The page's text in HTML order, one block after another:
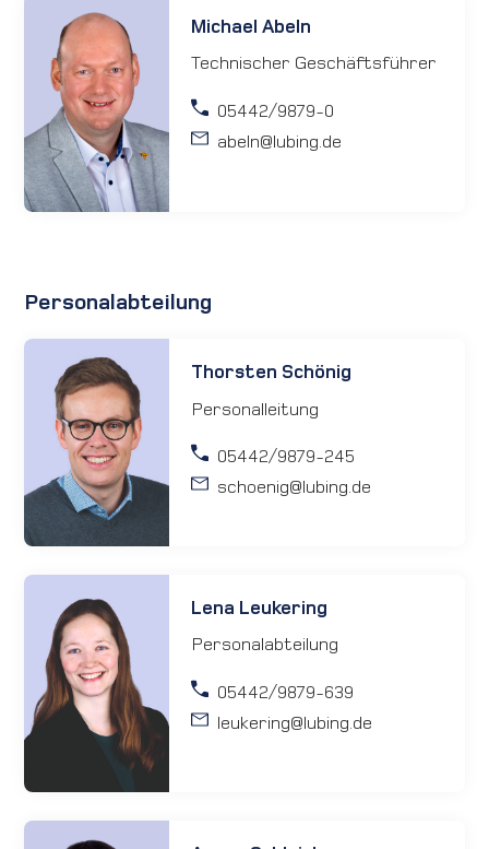
Karriere
Michael Abeln
Technischer Geschäftsführer
05442/9879-0
abeln@lubing.de
Personalabteilung
Thorsten Schönig
Personalleitung
05442/9879-245
schoenig@lubing.de
Lena Leukering
Personalabteilung
05442/9879-639
leukering@lubing.de